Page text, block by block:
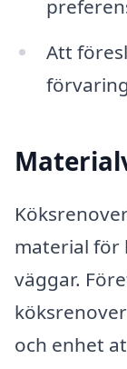
Att
material för
väggar.
och enhet